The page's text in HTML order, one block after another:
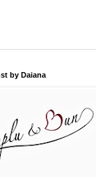
by Daiana